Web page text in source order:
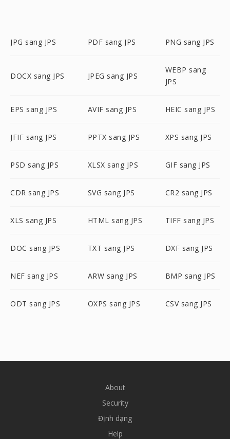
JPG sang JPS PDF sang JPS PNG sang JPS
DOCX sang JPS JPEG sang JPS
WEBP sang
JPS
EPS sang JPS AVIF sang JPS HEIC sang JPS
JFIF sang JPS PPTX sang JPS XPS sang JPS
PSD sang JPS XLSX sang JPS GIF sang JPS
CDR sang JPS SVG sang JPS CR2 sang JPS
XLS sang JPS HTML sang JPS TIFF sang JPS
DOC sang JPS TXT sang JPS DXF sang JPS
NEF sang JPS ARW sang JPS BMP sang JPS
ODT sang JPS OXPS sang JPS CSV sang JPS
About
Security
Định dạng
Help